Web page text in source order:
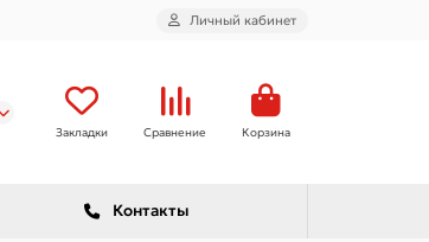
Личный кабинет
Закладки Сравнение Корзина
Контакты